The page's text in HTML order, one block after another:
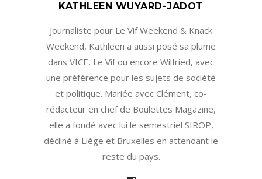
KATHLEEN WUYARD-JADOT
Journaliste pour Le Vif Weekend & Knack
Weekend, Kathleen a aussi posé sa plume
dans VICE, Le Vif ou encore Wilfried, avec
une préférence pour les sujets de société
et politique. Mariée avec Clément, co-
rédacteur en chef de Boulettes Magazine,
elle a fondé avec lui le semestriel SIROP,
décliné à Liège et Bruxelles en attendant le
reste du pays.